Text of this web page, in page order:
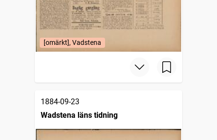
[omärkt], Vadstena
1884-09-23
Wadstena läns tidning